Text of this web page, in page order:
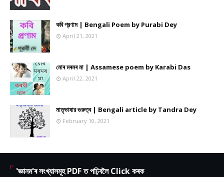
কবি প্রণাম | Bengali Poem by Purabi Dey
April 21, 2021
মোৰ মৰমৰ মা | Assamese poem by Karabi Das
April 22, 2021
মাতৃভাষার গুরুত্ব | Bengali article by Tandra Dey
February 10, 2021
'জ্ঞানম'ৰ সংখ্যাসমূহ PDF ত পঢ়িবলৈ Click কৰক